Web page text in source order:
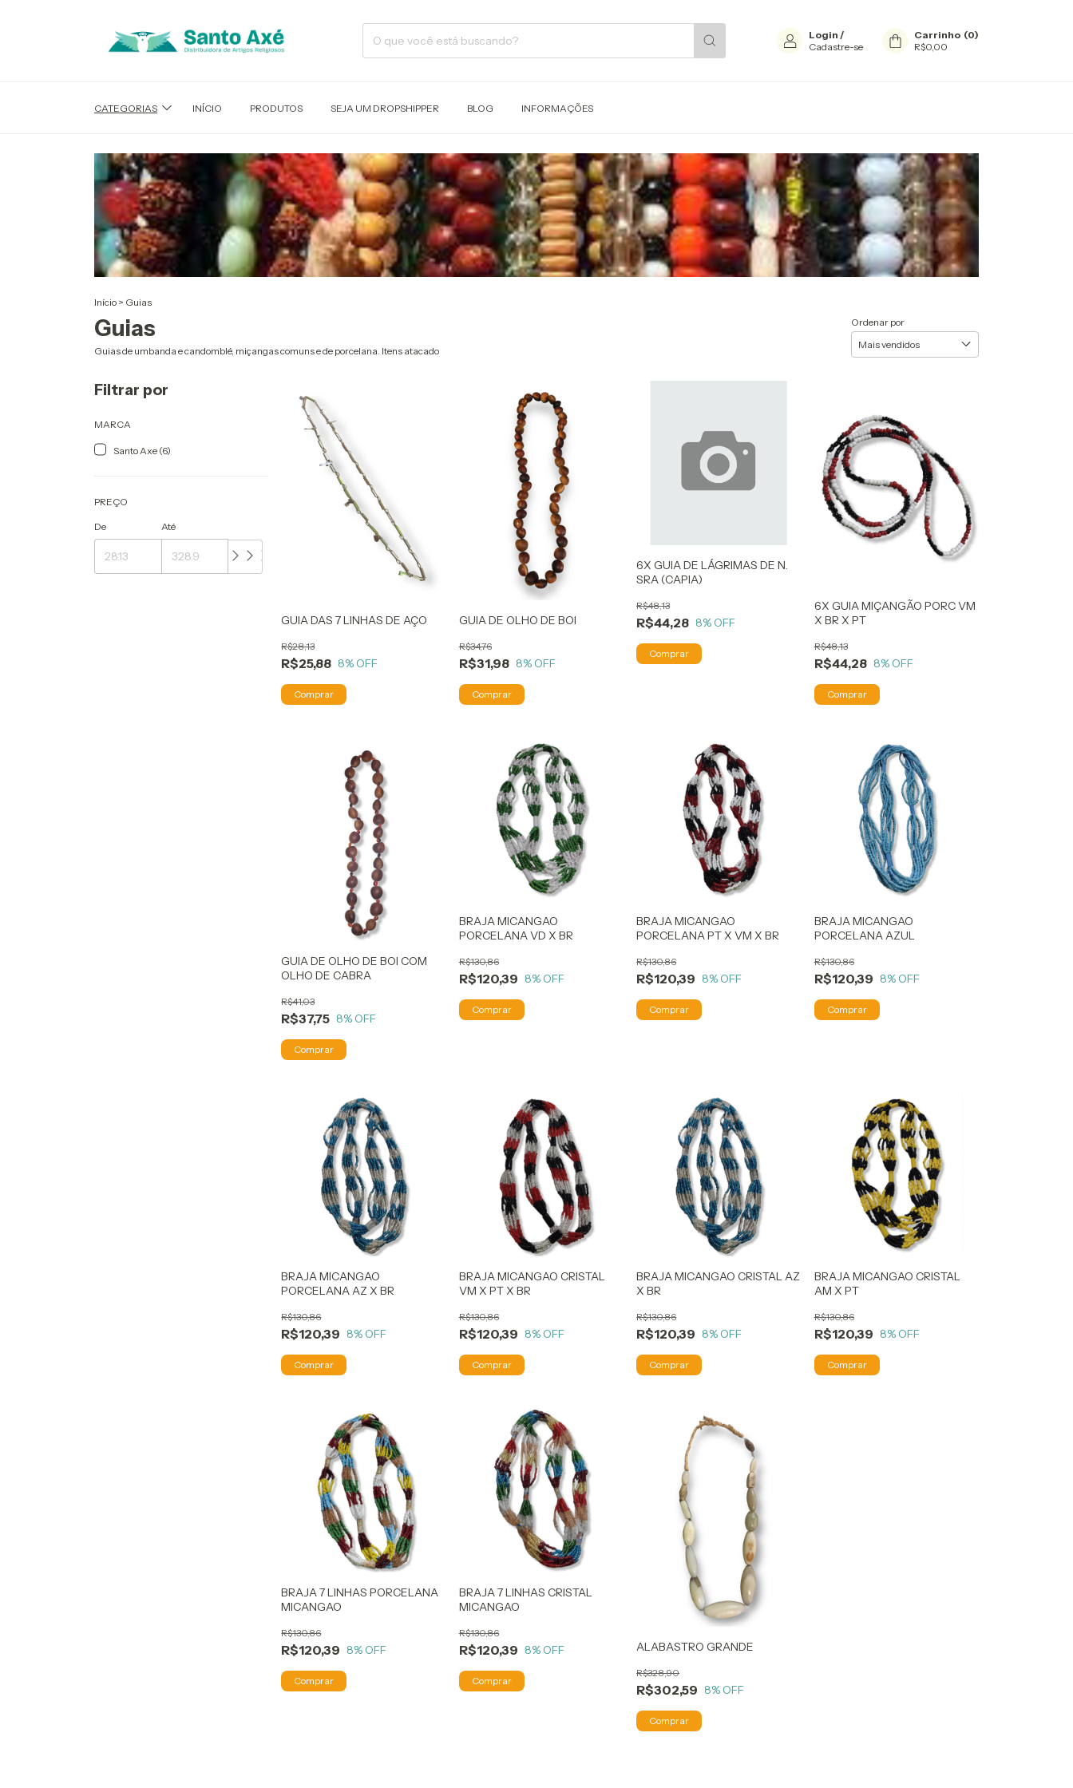
Login /
Cadastre-se
Carrinho (0)
R$0,00
CATEGORIAS INÍCIO PRODUTOS SEJA UM DROPSHIPPER BLOG INFORMAÇÕES
Início > Guias
Guias
Guias de umbanda e candomblé, miçangas comuns e de porcelana. Itens atacado
Ordenar por
Filtrar por
MARCA
Santo Axe (6)
PREÇO
De Até
GUIA DAS 7 LINHAS DE AÇO
R$25,88
R$28,13
8% OFF
GUIA DE OLHO DE BOI
R$31,98
R$34,76
8% OFF
6X GUIA DE LÁGRIMAS DE N.
SRA (CAPIA)
R$44,28
R$48,13
8% OFF
6X GUIA MIÇANGÃO PORC VM
X BR X PT
R$44,28
R$48,13
8% OFF
GUIA DE OLHO DE BOI COM
OLHO DE CABRA
R$37,75
R$41,03
8% OFF
BRAJA MICANGAO
PORCELANA VD X BR
R$120,39
R$130,86
8% OFF
BRAJA MICANGAO
PORCELANA PT X VM X BR
R$120,39
R$130,86
8% OFF
BRAJA MICANGAO
PORCELANA AZUL
R$120,39
R$130,86
8% OFF
BRAJA MICANGAO
PORCELANA AZ X BR
R$120,39
R$130,86
8% OFF
BRAJA MICANGAO CRISTAL
VM X PT X BR
R$120,39
R$130,86
8% OFF
BRAJA MICANGAO CRISTAL AZ
X BR
R$120,39
R$130,86
8% OFF
BRAJA MICANGAO CRISTAL
AM X PT
R$120,39
R$130,86
8% OFF
BRAJA 7 LINHAS PORCELANA
MICANGAO
R$120,39
R$130,86
8% OFF
BRAJA 7 LINHAS CRISTAL
MICANGAO
R$120,39
R$130,86
8% OFF ALABASTRO GRANDE
R$302,59
R$328,90
8% OFF